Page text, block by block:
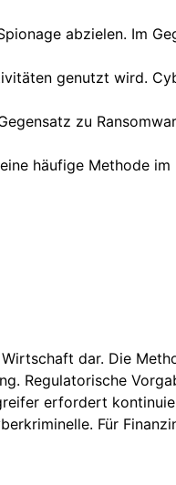
abzielen. Im
genutzt wird.
zu
häufige Methode im
dar. Die
Regulatorische
erfordert
Für